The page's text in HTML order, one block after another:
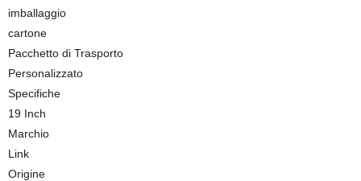
imballaggio
cartone
Pacchetto di Trasporto
Personalizzato
Specifiche
19 Inch
Marchio
Link
Origine